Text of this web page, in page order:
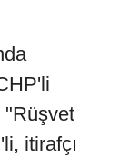
"Rüşvet
itirafçı